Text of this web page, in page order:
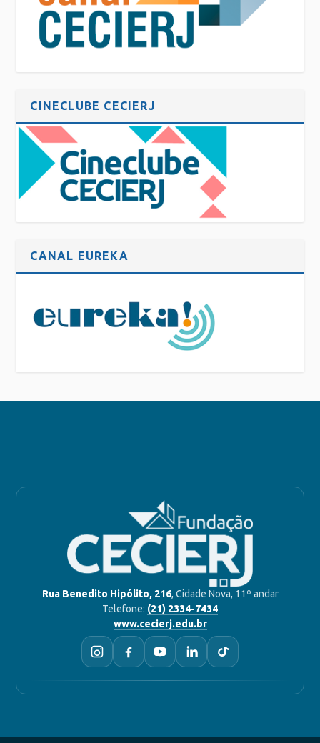
CINECLUBE CECIERJ
CANAL EUREKA
Rua Benedito Hipólito, 216, Cidade Nova, 11º andar
Telefone: (21) 2334-7434
www.cecierj.edu.br